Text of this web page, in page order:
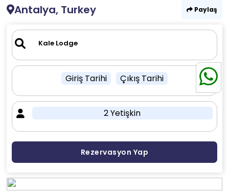
Antalya, Turkey
Paylaş
Giriş Tarihi Çıkış Tarihi
2 Yetişkin
Rezervasyon Yap